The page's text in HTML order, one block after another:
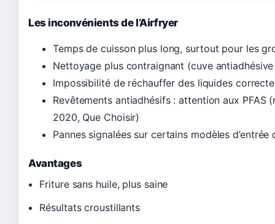
Les inconvénients de l’Airfryer
Temps de cuisson plus long, surtout pour les
Nettoyage plus contraignant (cuve
Impossibilité de réchauffer des liquides
Revêtements antiadhésifs : attention aux
2020, Que Choisir)
Pannes signalées sur certains modèles d’entrée
Avantages
Friture sans huile, plus saine
Résultats croustillants